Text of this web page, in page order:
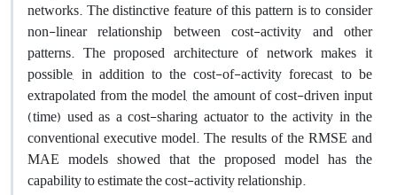
networks. The distinctive feature of this pattern is to consider
non-linear relationship between cost-activity and other
patterns. The proposed architecture of network makes it
possible, in addition to the cost-of-activity forecast, to be
extrapolated from the model, the amount of cost-driven input
(time) used as a cost-sharing actuator to the activity in the
conventional executive model. The results of the RMSE and
MAE models showed that the proposed model has the
capability to estimate the cost-activity relationship.